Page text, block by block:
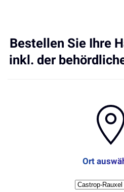
Bestellen Sie Ihre
inkl. der
Ort